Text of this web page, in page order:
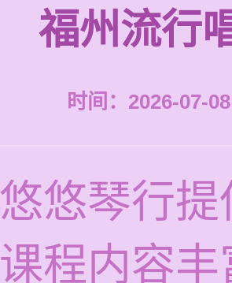
福州流行
时间：2026-07-
悠琴行
程内容